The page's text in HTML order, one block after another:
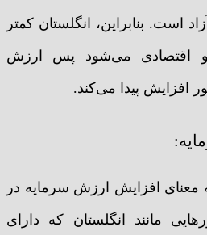
است. بنابراین، انگلستان کمتر
و اقتصادی می‌شود پس ارزش
افزایش پیدا می‌کند.
معنای افزایش ارزش سرمایه در
مانند انگلستان که دارای